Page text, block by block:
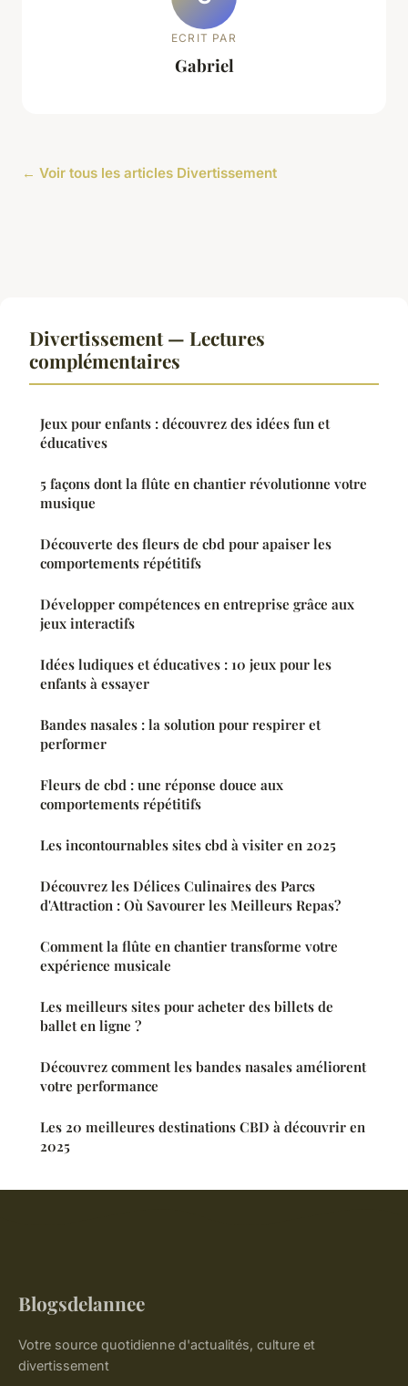
ECRIT PAR
Gabriel
← Voir tous les articles Divertissement
Divertissement — Lectures
complémentaires
Jeux pour enfants : découvrez des idées fun et
éducatives
5 façons dont la flûte en chantier révolutionne votre
musique
Découverte des fleurs de cbd pour apaiser les
comportements répétitifs
Développer compétences en entreprise grâce aux
jeux interactifs
Idées ludiques et éducatives : 10 jeux pour les
enfants à essayer
Bandes nasales : la solution pour respirer et
performer
Fleurs de cbd : une réponse douce aux
comportements répétitifs
Les incontournables sites cbd à visiter en 2025
Découvrez les Délices Culinaires des Parcs
d'Attraction : Où Savourer les Meilleurs Repas?
Comment la flûte en chantier transforme votre
expérience musicale
Les meilleurs sites pour acheter des billets de
ballet en ligne ?
Découvrez comment les bandes nasales améliorent
votre performance
Les 20 meilleures destinations CBD à découvrir en
2025
Blogsdelannee
Votre source quotidienne d'actualités, culture et
divertissement